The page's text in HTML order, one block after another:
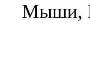
Мыши,